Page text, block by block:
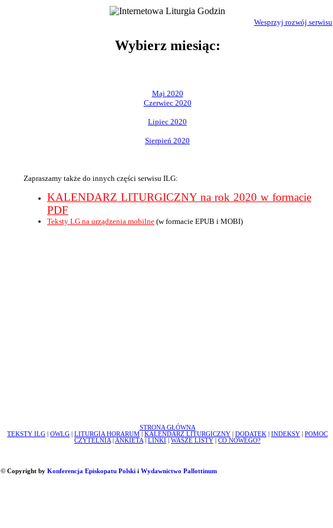
Wesprzyj rozwój serwisu
Wybierz miesiąc:
Maj 2020
Czerwiec 2020
Lipiec 2020
Sierpień 2020
Zapraszamy także do innych części serwisu ILG:
KALENDARZ LITURGICZNY na rok 2020 w formacie
PDF
Teksty LG na urządzenia mobilne (w formacie EPUB i MOBI)
STRONA GŁÓWNA
TEKSTY ILG
OWLG LITURGIA HORARUM KALENDARZ LITURGICZNY DODATEK INDEKSY
POMOC
CZYTELNIA
ANKIETA LINKI WASZE LISTY CO NOWEGO?
© Copyright by Konferencja Episkopatu Polskii Wydawnictwo Pallottinum